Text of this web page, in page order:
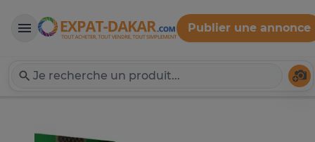
Expat-Dakar
Publier une annonce